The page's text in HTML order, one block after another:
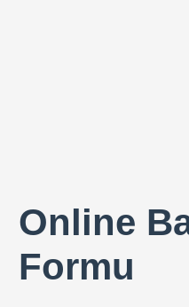
Online
Formu